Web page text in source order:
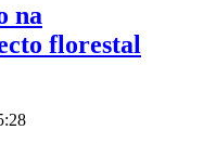
na
florestal